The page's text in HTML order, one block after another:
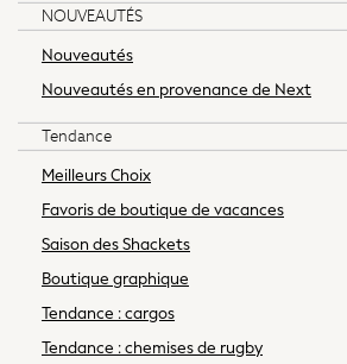
Towels
All Feeding & Weaning
Bibs
aden + anais
Baker by Ted Baker
Gap
Mamas & Papas
Seraphine
The Little White Company
New In
NOUVEAUTÉS
Nouveautés
Nouveautés en provenance de Next
Tendance
Meilleurs Choix
Favoris de boutique de vacances
Saison des Shackets
Boutique graphique
Tendance : cargos
Tendance : chemises de rugby